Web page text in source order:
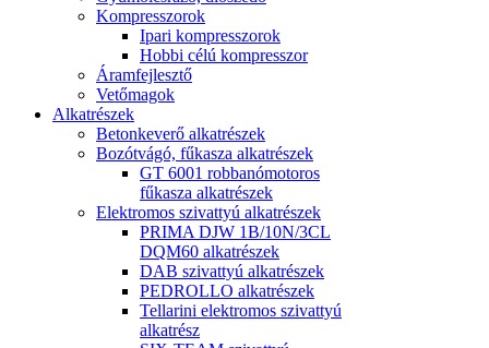
Kompresszorok
Ipari kompresszorok
Hobbi célú kompresszor
Áramfejlesztő
Vetőmagok
Alkatrészek
Betonkeverő alkatrészek
Bozótvágó, fűkasza alkatrészek
GT 6001 robbanómotoros
fűkasza alkatrészek
Elektromos szivattyú alkatrészek
PRIMA DJW 1B/10N/3CL
DQM60 alkatrészek
DAB szivattyú alkatrészek
PEDROLLO alkatrészek
Tellarini elektromos szivattyú
alkatrész